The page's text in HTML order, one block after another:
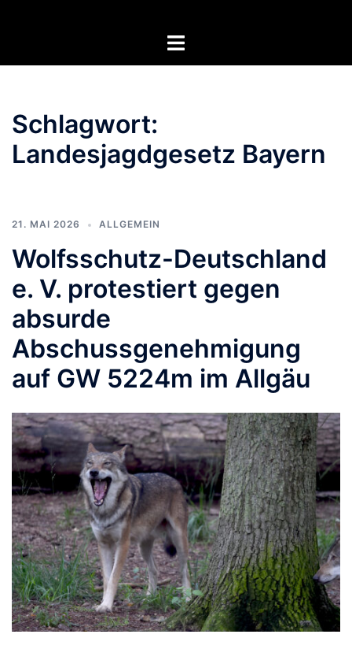
Menü
Schlagwort:
Landesjagdgesetz Bayern
21. MAI 2026 ALLGEMEIN
Wolfsschutz-Deutschland
e. V. protestiert gegen
absurde
Abschussgenehmigung
auf GW 5224m im Allgäu